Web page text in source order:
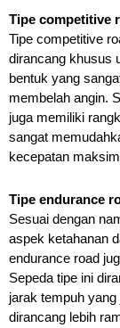
Tipe competitive
Tipe competitive
dirancang khusus
bentuk yang
membelah angin.
juga memiliki
sangat
kecepatan
Tipe endurance
Sesuai dengan
aspek ketahanan
endurance road
Sepeda tipe ini
jarak tempuh
dirancang lebih